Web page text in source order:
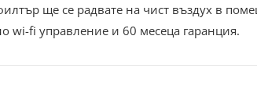
ще се радвате на чист въздух в
wi-fi управление и 60 месеца гаранция.